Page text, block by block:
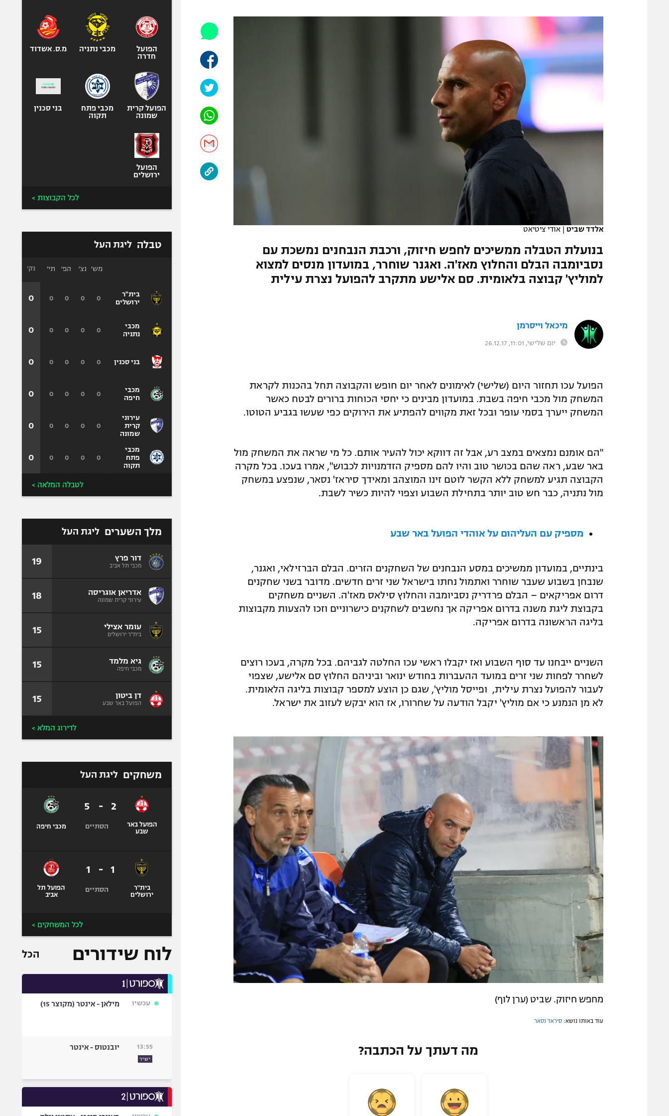
תקנון משתתפים וזוכים בפרסים
תקנון עבור פעילות אלקטרה
תקנון עבור פעילות ספורט 1 – "מרלן"
טניס
מדיניות פרטיות
רשיון להקרנה פומבית לבית עסק
הצטרפות לחבילת הערוצים
לוח דרושים – ג'ובנט
המגזין
הפועל תל אביב
הפועל באר שבע
מכבי נתניה
בני יהודה
ליגה סינית
אופניים
ספורט מוטורי
כדורמים
בייסבול MLB
ספורט אתגרי
אומנויות לחימה
אלדד שביט | אודי ציטיאט
בנועלת הטבלה ממשיכים לחפש חיזוק, ורכבת הנבחנים נמשכת עם
נסביומבה הבלם והחלוץ מאז'ה. ואגנר שוחרר, במועדון מנסים למצוא
למוליץ' קבוצה בלאומית. סם אלישע מתקרב להפועל נצרת עילית
מיכאל וייסרמן
יום שלישי, 11:01, 26.12.17
הפועל עכו תחזור היום (שלישי) לאימונים לאחר יום חופש והקבוצה תחל בהכנות לקראת
המשחק מול מכבי חיפה בשבת. במועדון מבינים כי יחסי הכוחות ברורים לבטח כאשר
המשחק ייערך בסמי עופר ובכל זאת מקווים להפתיע את הירוקים כפי שעשו בגביע הטוטו.
"הם אומנם נמצאים במצב רע, אבל זה דווקא יכול להעיר אותם. כל מי שראה את המשחק מול
באר שבע, ראה שהם בכושר טוב והיו להם מספיק הזדמנויות לכבוש", אמרו בעכו. בכל מקרה
הקבוצה תגיע למשחק ללא הקשר לוטם זינו המוצהב ומאידך סיראז' נסאר, שנפצע במשחק
מול נתניה, כבר חש טוב יותר בתחילת השבוע וצפוי להיות כשיר לשבת.
מספיק עם העליהום על אוהדי הפועל באר שבע
בינתיים, במועדון ממשיכים במסע הנבחנים של השחקנים הזרים. הבלם הברזילאי, ואגנר,
שנבחן בשבוע שעבר שוחרר ואתמול נחתו בישראל שני זרים חדשים. מדובר בשני שחקנים
דרום אפריקאים – הבלם פרדריק נסביומבה והחלוץ סילאס מאז'ה. השניים משחקים
בקבוצת ליגת משנה בדרום אפריקה אך נחשבים לשחקנים כישרוניים וזכו להצעות מקבוצות
בליגה הראשונה בדרום אפריקה.
השניים ייבחנו עד סוף השבוע ואז יקבלו ראשי עכו החלטה לגביהם. בכל מקרה, בעכו רוצים
לשחרר לפחות שני זרים במועד ההעברות בחודש ינואר וביניהם החלוץ סם אלישע, שצפוי
לעבור להפועל נצרת עילית, ופייסל מוליץ', שגם כן הוצע למספר קבוצות בליגה הלאומית.
לא מן הנמנע כי אם מוליץ' יקבל הודעה על שחרורו, אז הוא יבקש לעזוב את ישראל.
מחפש חיזוק. שביט (ערן לוף)
עוד באותו נושא: סיראז' נסאר
מה דעתך על הכתבה?
הפועל
חדרה
מכבי נתניה מ.ס. אשדוד
הפועל קרית
שמונה
מכבי פתח
תקוה
בני סכנין
הפועל
ירושלים
לכל הקבוצות >
טבלה ליגת העל
בית"ר
ירושלים
מכבי
נתניה
בני סכנין
מכבי
חיפה
עירוני
קרית
שמונה
מכבי
פתח
תקוה
מש׳ נצ׳ הפ׳ תי׳
0
0
0
0
0
0
0
0
0
0
0
0
0
0
0
0
0
0
0
0
0
0
0
0
נק׳
0
0
0
0
0
0
לטבלה המלאה >
מלך השערים ליגת העל
דור פרץ
מכבי תל אביב 19
אדריאן אוגריסה
עירוני קרית שמונה 18
עומר אצילי
בית"ר ירושלים 15
גיא מלמד
מכבי חיפה 15
דן ביטון
הפועל באר שבע 15
לדירוג המלא >
משחקים ליגת העל
הפועל באר
שבע
2
-
5
הסתיים מכבי חיפה
בית"ר
ירושלים
1
-
1
הסתיים
הפועל תל
אביב
לכל המשחקים >
לוח שידורים הכל
עכשיו מילאן - אינטר (מקוצר 15)
13:55
ישיר
יובנטוס - אינטר